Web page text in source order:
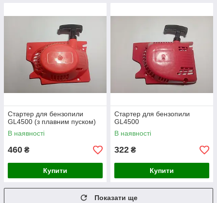
Стартер для бензопили
GL4500 (з плавним пуском)
В наявності
460 ₴
Купити
Стартер для бензопили
GL4500
В наявності
322 ₴
Купити
Показати ще